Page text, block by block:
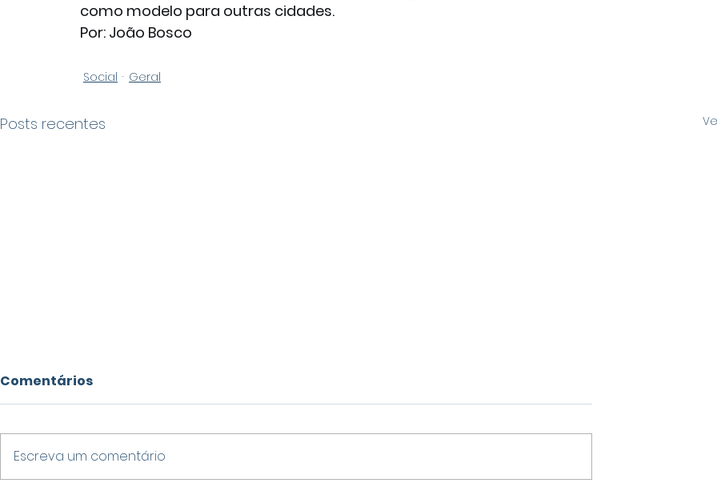
como modelo para outras cidades.
Por: João Bosco
Social Geral
Posts recentes
Comentários
Escreva um comentário